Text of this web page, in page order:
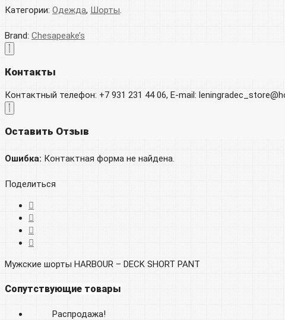
Категории: Одежда, Шорты.
Brand: Chesapeake’s
Контакты
Контактный телефон: +7 931 231 44 06, E-mail:
Оставить Отзыв
Ошибка: Контактная форма не найдена.
Поделиться
Мужские шорты HARBOUR – DECK SHORT PANT
Сопутствующие товары
Распродажа!